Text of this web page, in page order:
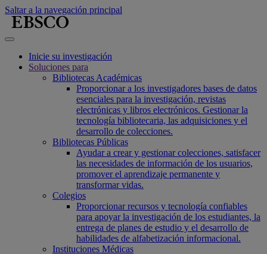
Saltar a la navegación principal
Inicie su investigación
Soluciones para
Bibliotecas Académicas
Proporcionar a los investigadores bases de datos
esenciales para la investigación, revistas
electrónicas y libros electrónicos. Gestionar la
tecnología bibliotecaria, las adquisiciones y el
desarrollo de colecciones.
Bibliotecas Públicas
Ayudar a crear y gestionar colecciones, satisfacer
las necesidades de información de los usuarios,
promover el aprendizaje permanente y
transformar vidas.
Colegios
Proporcionar recursos y tecnología confiables
para apoyar la investigación de los estudiantes, la
entrega de planes de estudio y el desarrollo de
habilidades de alfabetización informacional.
Instituciones Médicas